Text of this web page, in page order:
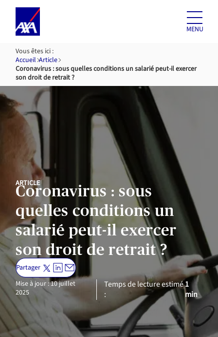
Aller au
contenu
MENU
Vous êtes ici :
Accueil Article
Coronavirus : sous quelles conditions un salarié peut-il exercer
son droit de retrait ?
ARTICLE
Coronavirus : sous
quelles conditions un
salarié peut-il exercer
son droit de retrait ?
Partager
Mise à jour : 10 juillet
2025
Temps de lecture estimé
:
1
min